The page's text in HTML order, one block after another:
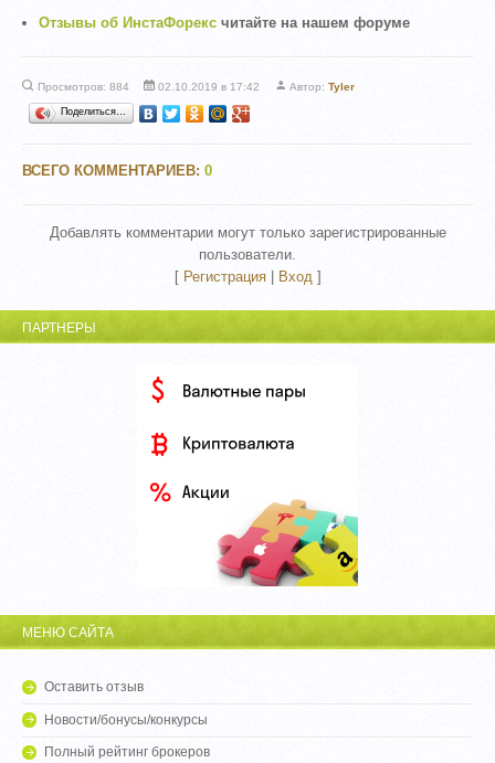
Отзывы об ИнстаФорексчитайте на нашем форуме
Просмотров: 884 02.10.2019 в 17:42 Автор:Tyler
Поделиться…
ВСЕГО КОММЕНТАРИЕВ:0
Добавлять комментарии могут только зарегистрированные
пользователи.
[ Регистрация| Вход ]
ПАРТНЕРЫ
МЕНЮ САЙТА
Оставить отзыв
Новости/бонусы/конкурсы
Полный рейтинг брокеров